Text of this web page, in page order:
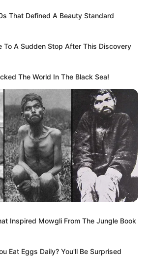
That Defined A Beauty Standard
To A Sudden Stop After This Discovery
The World In The Black Sea!
Inspired Mowgli From The Jungle Book
Eat Eggs Daily? You'll Be Surprised